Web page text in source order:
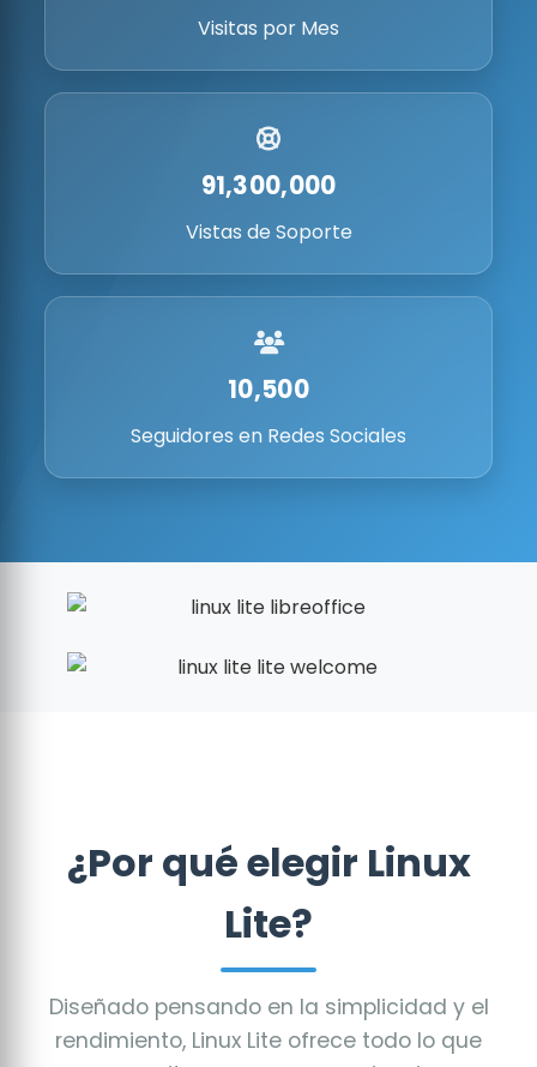
Visitas por Mes
91,300,000
Vistas de Soporte
10,500
Seguidores en Redes Sociales
¿Por qué elegir Linux
Lite?
Diseñado pensando en la simplicidad y el
rendimiento, Linux Lite ofrece todo lo que